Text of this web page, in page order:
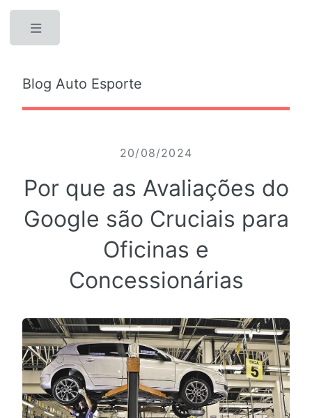
Blog Auto Esporte
20/08/2024
Por que as Avaliações do
Google são Cruciais para
Oficinas e
Concessionárias